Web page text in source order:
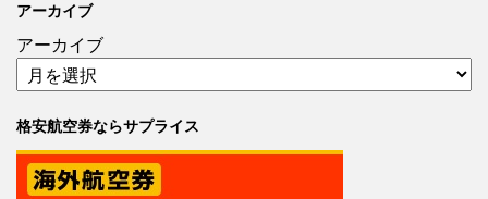
アーカイブ
アーカイブ
格安航空券ならサプライス